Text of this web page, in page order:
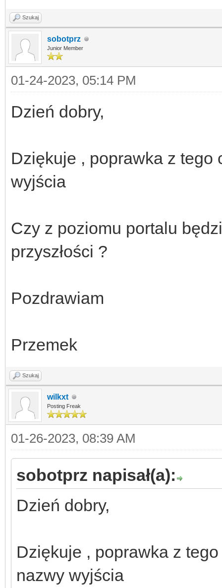
Szukaj
sobotprz
Junior Member
01-24-2023, 05:14 PM
Dzień dobry,
Dziękuje , poprawka z
wyjścia
Czy z poziomu portalu
przyszłości ?
Pozdrawiam
Przemek
Szukaj
wilkxt
Posting Freak
01-26-2023, 08:39 AM
sobotprz napisał(a):
Dzień dobry,
Dziękuje , poprawka z
nazwy wyjścia